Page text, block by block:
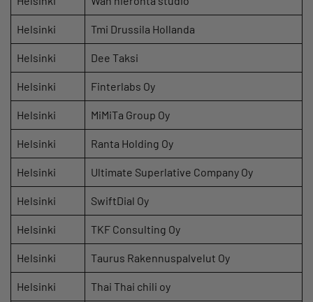
Helsinki Tmi Drussila Hollanda
Helsinki Dee Taksi
Helsinki Finterlabs Oy
Helsinki MiMiTa Group Oy
Helsinki Ranta Holding Oy
Helsinki Ultimate Superlative Company Oy
Helsinki SwiftDial Oy
Helsinki TKF Consulting Oy
Helsinki Taurus Rakennuspalvelut Oy
Helsinki Thai Thai chili oy